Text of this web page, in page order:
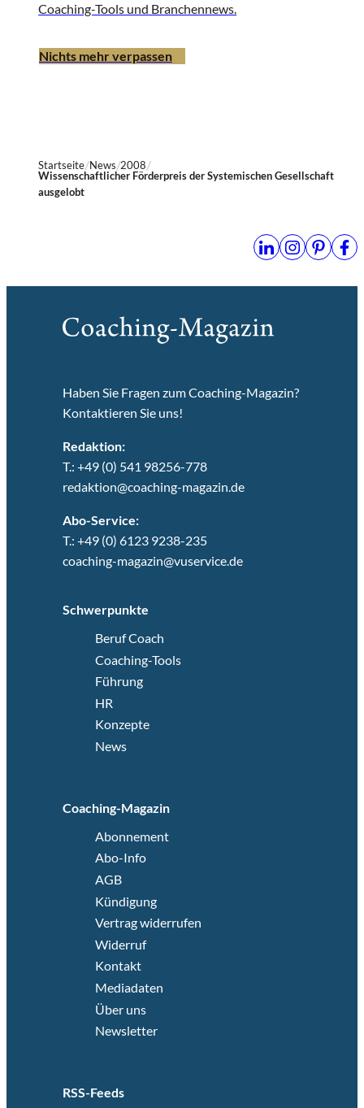
Coaching-Tools und Branchennews.
Nichts mehr verpassen
Startseite News 2008
Wissenschaftlicher Förderpreis der Systemischen Gesellschaft
ausgelobt
Haben Sie Fragen zum Coaching-Magazin?
Kontaktieren Sie uns!
Redaktion:
T.: +49 (0) 541 98256-778
redaktion@coaching-magazin.de
Abo-Service:
T.: +49 (0) 6123 9238-235
coaching-magazin@vuservice.de
Schwerpunkte
Beruf Coach
Coaching-Tools
Führung
HR
Konzepte
News
Coaching-Magazin
Abonnement
Abo-Info
AGB
Kündigung
Vertrag widerrufen
Widerruf
Kontakt
Mediadaten
Über uns
Newsletter
RSS-Feeds